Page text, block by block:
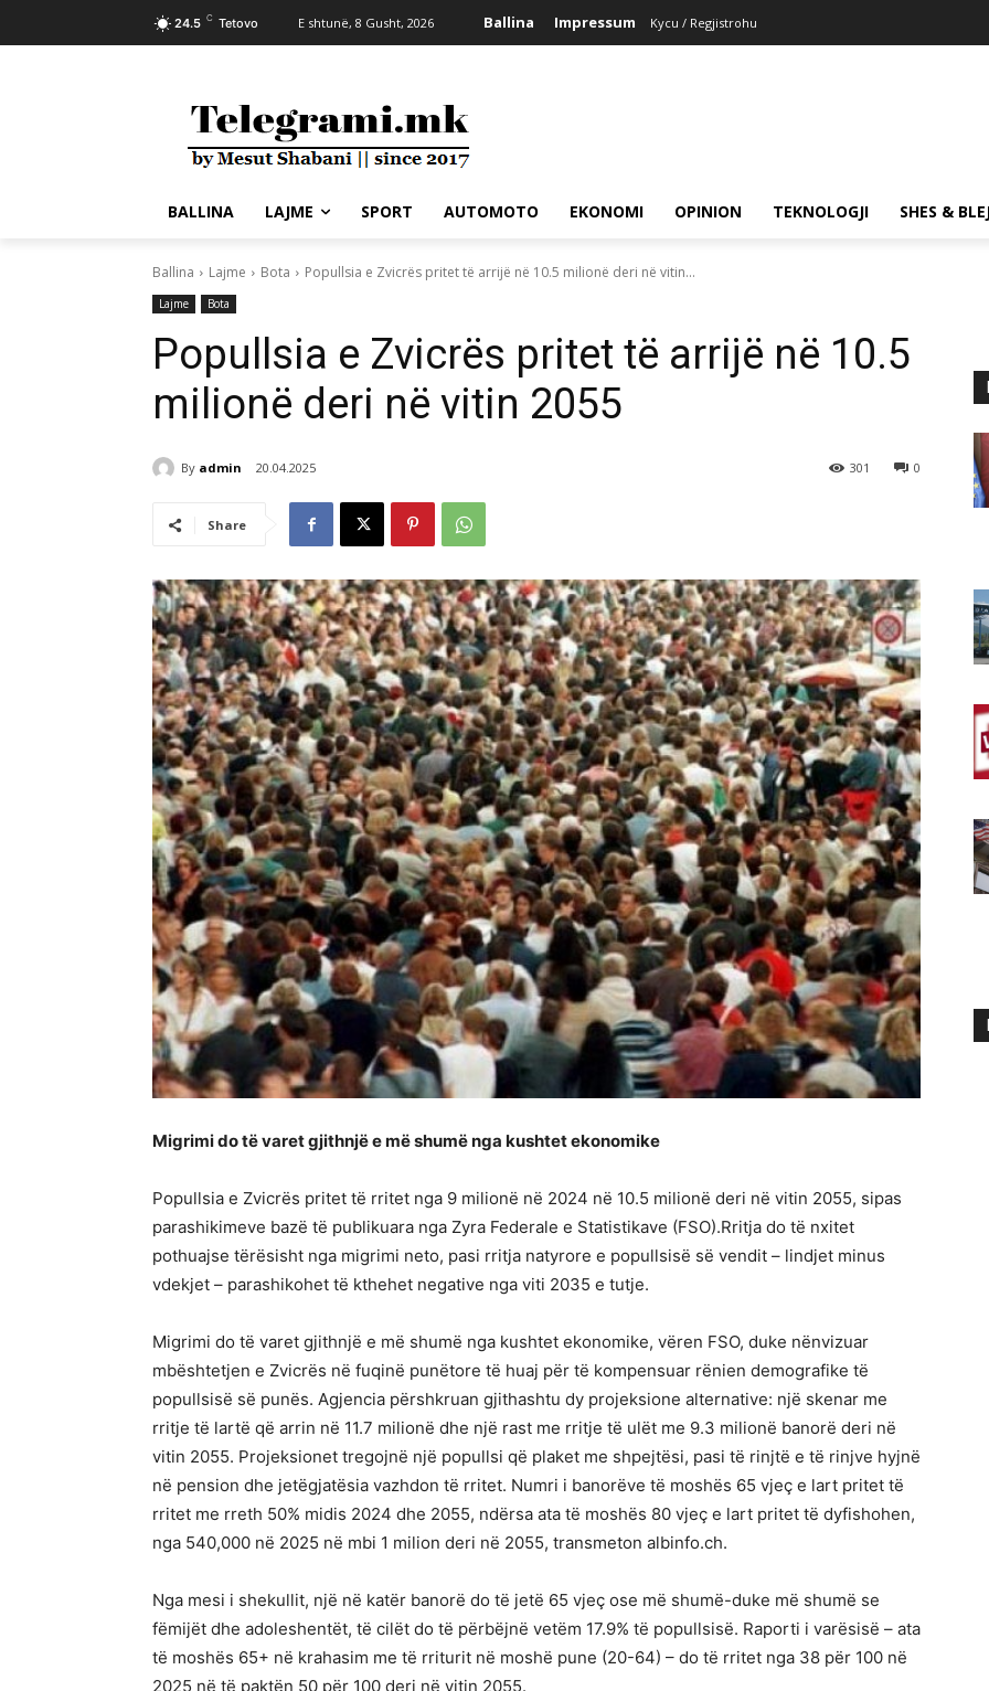
24.5 C Tetovo E shtunë, 8 Gusht, 2026 Ballina Impressum Kycu / Regjistrohu
BALLINA LAJME SPORT AUTOMOTO EKONOMI OPINION TEKNOLOGJI SHES &
Ballina Lajme Bota Popullsia e Zvicrës pritet të arrijë në 10.5 milionë deri në vitin...
Lajme Bota
Popullsia e Zvicrës pritet të arrijë në 10.5
milionë deri në vitin 2055
By admin 20.04.2025 0
301
Share
Migrimi do të varet gjithnjë e më shumë nga kushtet ekonomike
Popullsia e Zvicrës pritet të rritet nga 9 milionë në 2024 në 10.5 milionë deri në vitin 2055, sipas
parashikimeve bazë të publikuara nga Zyra Federale e Statistikave (FSO).Rritja do të nxitet
pothuajse tërësisht nga migrimi neto, pasi rritja natyrore e popullsisë së vendit – lindjet minus
vdekjet – parashikohet të kthehet negative nga viti 2035 e tutje.
Migrimi do të varet gjithnjë e më shumë nga kushtet ekonomike, vëren FSO, duke nënvizuar
mbështetjen e Zvicrës në fuqinë punëtore të huaj për të kompensuar rënien demografike të
popullsisë së punës. Agjencia përshkruan gjithashtu dy projeksione alternative: një skenar me
rritje të lartë që arrin në 11.7 milionë dhe një rast me rritje të ulët me 9.3 milionë banorë deri në
vitin 2055. Projeksionet tregojnë një popullsi që plaket me shpejtësi, pasi të rinjtë e të rinjve hyjnë
në pension dhe jetëgjatësia vazhdon të rritet. Numri i banorëve të moshës 65 vjeç e lart pritet të
rritet me rreth 50% midis 2024 dhe 2055, ndërsa ata të moshës 80 vjeç e lart pritet të dyfishohen,
nga 540,000 në 2025 në mbi 1 milion deri në 2055, transmeton albinfo.ch.
Nga mesi i shekullit, një në katër banorë do të jetë 65 vjeç ose më shumë-duke më shumë se
fëmijët dhe adoleshentët, të cilët do të përbëjnë vetëm 17.9% të popullsisë. Raporti i varësisë – ata
të moshës 65+ në krahasim me të rriturit në moshë pune (20-64) – do të rritet nga 38 për 100 në
2025 në të paktën 50 për 100 deri në vitin 2055.